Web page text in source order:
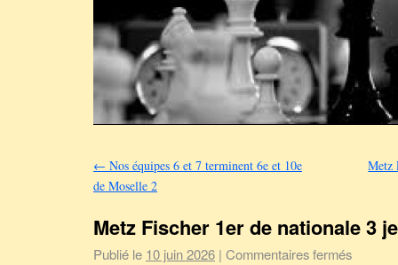
← Nos équipes 6 et 7 terminent 6e et 10e
de Moselle 2
Metz
Metz Fischer 1er de nationale 3
Publié le 10 juin 2026 | Commentaires fermés